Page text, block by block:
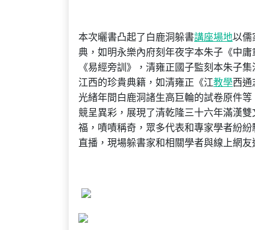
本次曬書凸起了白鹿洞躲書講座場地以儒
典，如明永樂內府刻年夜字本朱子《中
《易經旁訓》，清雍正國子監刻本朱子
江西的珍貴典籍，如清雍正《江教學西通
光緒年間白鹿洞諸生高巨輪的試卷原件
競呈異彩，展現了清乾隆三十六年滿漢
福，嘖嘖稱奇，眾多代表和專家學者紛
直播，現場躲書家和相關學者與線上網友